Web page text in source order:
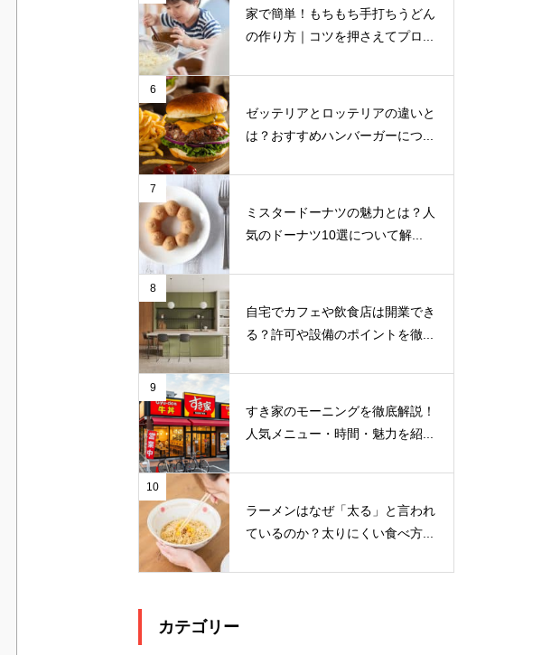
家で簡単！もちもち手打ちうどん
の作り方｜コツを押さえてプロ...
6
ゼッテリアとロッテリアの違いと
は？おすすめハンバーガーにつ...
7
ミスタードーナツの魅力とは？人
気のドーナツ10選について解...
8
自宅でカフェや飲食店は開業でき
る？許可や設備のポイントを徹...
9
すき家のモーニングを徹底解説！
人気メニュー・時間・魅力を紹...
10
ラーメンはなぜ「太る」と言われ
ているのか？太りにくい食べ方...
カテゴリー